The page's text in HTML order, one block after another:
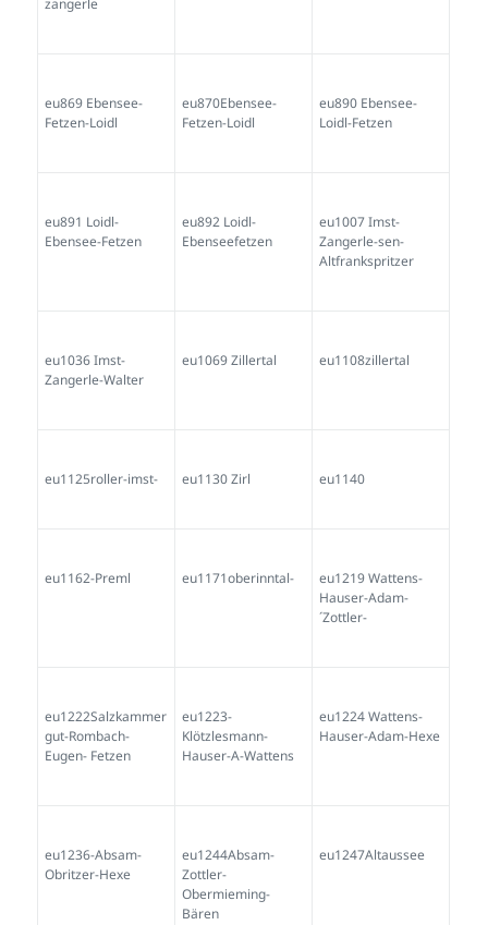
zangerle
eu869 Ebensee-
Fetzen-Loidl
eu870Ebensee-
Fetzen-Loidl
eu890 Ebensee-
Loidl-Fetzen
eu891 Loidl-
Ebensee-Fetzen
eu892 Loidl-
Ebenseefetzen
eu1007 Imst-
Zangerle-sen-
Altfrankspritzer
eu1036 Imst-
Zangerle-Walter
eu1069 Zillertal eu1108zillertal
eu1125roller-imst- eu1130 Zirl eu1140
eu1162-Preml eu1171oberinntal-
eu1219 Wattens-
Hauser-Adam-
´Zottler-
eu1222Salzkammer
gut-Rombach-
Eugen- Fetzen
eu1223-
Klötzlesmann-
Hauser-A-Wattens
eu1224 Wattens-
Hauser-Adam-Hexe
eu1236-Absam-
Obritzer-Hexe
eu1244Absam-
Zottler-
Obermieming-
Bären
eu1247Altaussee